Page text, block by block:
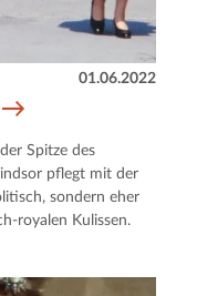
01.06.2022
Spitze des
pflegt mit der
sondern eher
royalen Kulissen.